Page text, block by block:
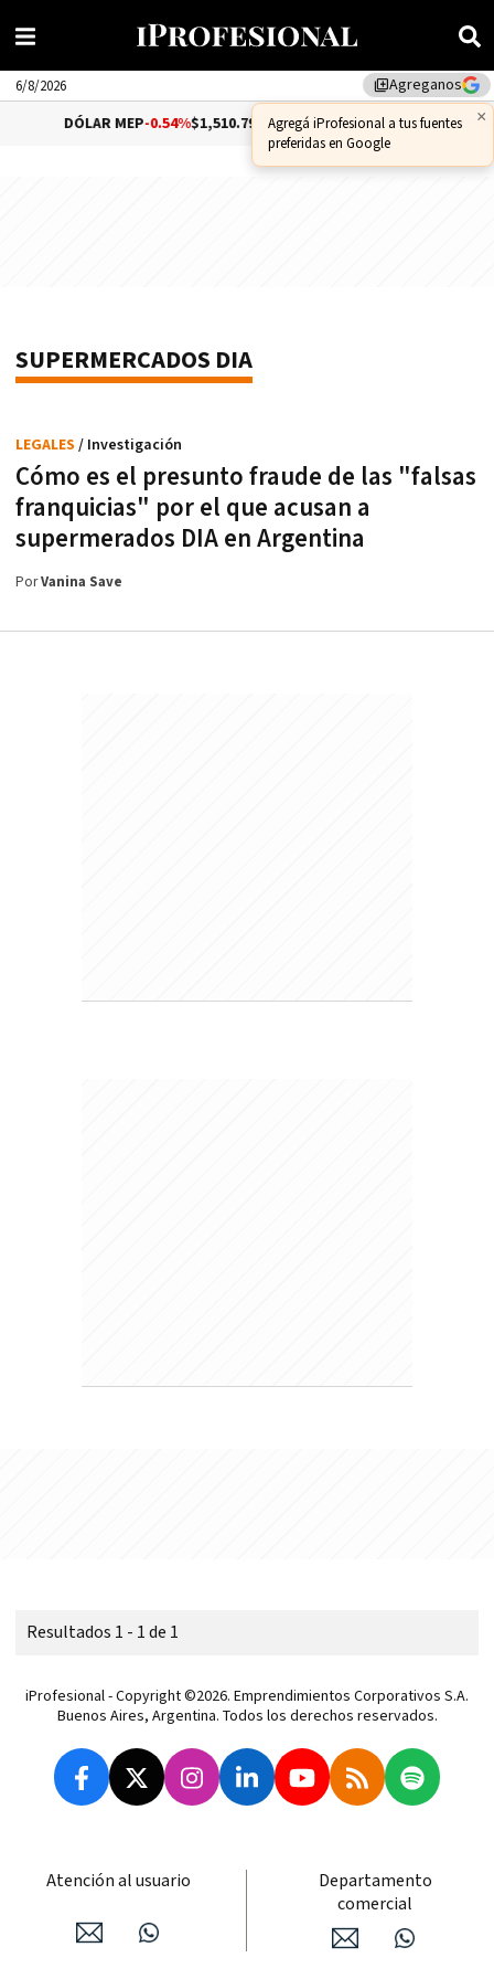
library_addAgreganos
×
Agregá iProfesional a tus fuentes
preferidas en Google
6/8/2026
DÓLAR MEP-0.54%$1,510.79 DÓLAR CCL-0.72%
SUPERMERCADOS DIA
Cómo es el presunto fraude de las "falsas
franquicias" por el que acusan a
supermerados DIA en Argentina
LEGALES / Investigación
PorVanina Save
Resultados 1 - 1 de 1
iProfesional - Copyright ©2026. Emprendimientos Corporativos S.A.
Buenos Aires, Argentina. Todos los derechos reservados.
Atención al usuario
Departamento
comercial